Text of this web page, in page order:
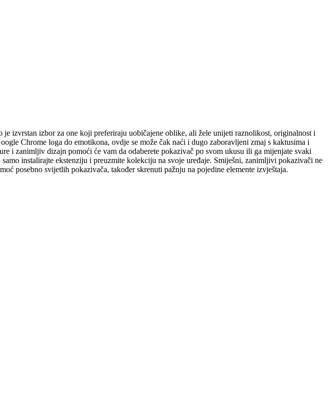
izvrstan izbor za one koji preferiraju uobičajene oblike, ali žele unijeti raznolikost, originalnost i
Chrome loga do emotikona, ovdje se može čak naći i dugo zaboravljeni zmaj s kaktusima i
i zanimljiv dizajn pomoći će vam da odaberete pokazivač po svom ukusu ili ga mijenjate svaki
instalirajte ekstenziju i preuzmite kolekciju na svoje uređaje. Smiješni, zanimljivi pokazivači ne
posebno svijetlih pokazivača, također skrenuti pažnju na pojedine elemente izvještaja.